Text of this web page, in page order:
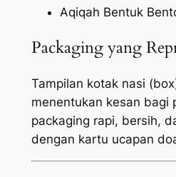
Aqiqah Bentuk
Packaging yang
Tampilan kotak nasi
menentukan kesan bagi
packaging rapi, bersih,
dengan kartu ucapan